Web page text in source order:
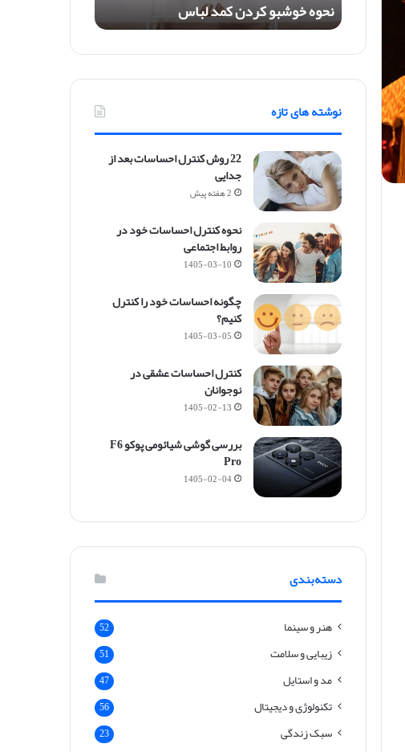
ر
ک
د
ل
ا
س
نحوه خوشبو کردن کمد لباس
نوشته های تازه
22 روش کنترل احساسات بعد از
جدایی
2 هفته پیش
نحوه کنترل احساسات خود در
روابط اجتماعی
1405-03-10
چگونه احساسات خود را کنترل
کنیم؟
1405-03-05
کنترل احساسات عشقی در
نوجوانان
1405-02-13
بررسی گوشی شیائومی پوکو F6
Pro
1405-02-04
دسته‌بندی
هنر و سینما 52
زیبایی و سلامت 51
مد و استایل 47
تکنولوژی و دیجیتال 56
سبک زندگی 23